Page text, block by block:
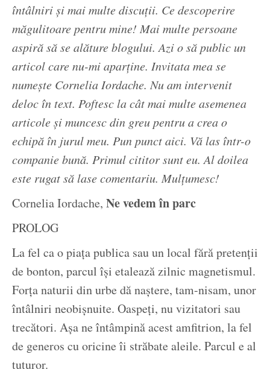
întâlniri și mai multe discuții. Ce descoperire
măgulitoare pentru mine! Mai multe persoane
aspiră să se alăture blogului. Azi o să public un
articol care nu-mi aparține. Invitata mea se
numește Cornelia Iordache. Nu am intervenit
deloc în text. Poftesc la cât mai multe asemenea
articole și muncesc din greu pentru a crea o
echipă în jurul meu. Pun punct aici. Vă las într-o
companie bună. Primul cititor sunt eu. Al doilea
este rugat să lase comentariu. Mulțumesc!
Cornelia Iordache, Ne vedem în parc
PROLOG
La fel ca o piața publica sau un local fără pretenții
de bonton, parcul își etalează zilnic magnetismul.
Forța naturii din urbe dă naștere, tam-nisam, unor
întâlniri neobișnuite. Oaspeți, nu vizitatori sau
trecători. Așa ne întâmpină acest amfitrion, la fel
de generos cu oricine îi străbate aleile. Parcul e al
tuturor.